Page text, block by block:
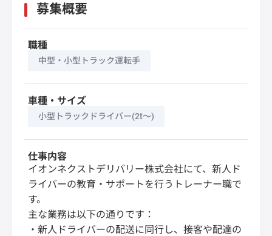
募集概要
職種
中型・小型トラック運転手
車種・サイズ
小型トラックドライバー(2t～)
仕事内容
イオンネクストデリバリー株式会社にて、新人ド
ライバーの教育・サポートを行うトレーナー職で
す。
主な業務は以下の通りです：
・新人ドライバーの配送に同行し、接客や配達の